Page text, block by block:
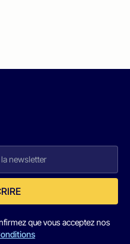
que vous acceptez nos